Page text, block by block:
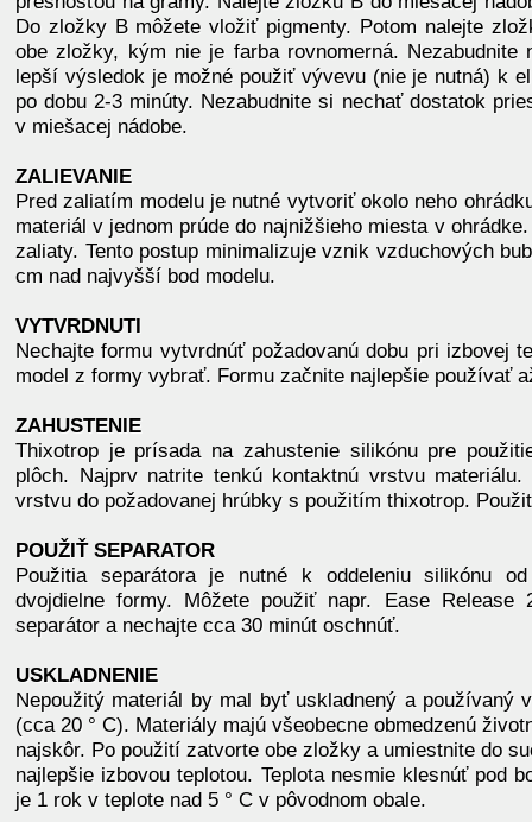
Do zložky B môžete vložiť pigmenty. Potom nalejte
obe zložky, kým nie je farba rovnomerná. Nezabudnite
lepší výsledok je možné použiť vývevu (nie je nutná) k
po dobu 2-3 minúty. Nezabudnite si nechať dostatok
v miešacej nádobe.
ZALIEVANIE
Pred zaliatím modelu je nutné vytvoriť okolo neho
materiál v jednom prúde do najnižšieho miesta v
zaliaty. Tento postup minimalizuje vznik vzduchových
cm nad najvyšší bod modelu.
VYTVRDNUTI
Nechajte formu vytvrdnúť požadovanú dobu pri izbovej
model z formy vybrať. Formu začnite najlepšie používať
ZAHUSTENIE
Thixotrop je prísada na zahustenie silikónu pre
plôch. Najprv natrite tenkú kontaktnú vrstvu
vrstvu do požadovanej hrúbky s použitím thixotrop.
POUŽIŤ SEPARATOR
Použitia separátora je nutné k oddeleniu silikónu
dvojdielne formy. Môžete použiť napr. Ease Release
separátor a nechajte cca 30 minút oschnúť.
USKLADNENIE
Nepoužitý materiál by mal byť uskladnený a používaný
(cca 20 ° C). Materiály majú všeobecne obmedzenú
najskôr. Po použití zatvorte obe zložky a umiestnite do
najlepšie izbovou teplotou. Teplota nesmie klesnúť pod
je 1 rok v teplote nad 5 ° C v pôvodnom obale.